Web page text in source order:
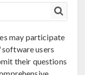
may participate
software users
their questions